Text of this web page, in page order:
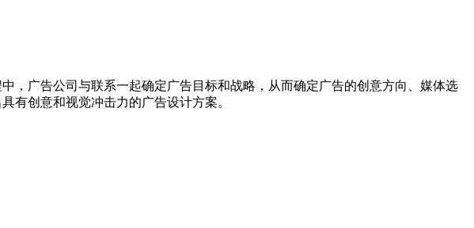
，广告公司与联系一起确定广告目标和战略，从而确定广告的创意方向、媒体选
有创意和视觉冲击力的广告设计方案。